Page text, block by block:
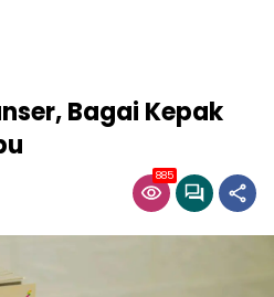
Bagai Kepak
885